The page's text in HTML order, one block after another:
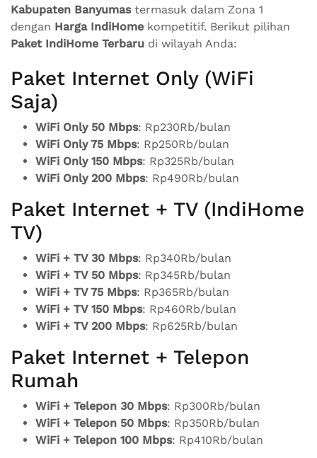
Kabupaten Banyumastermasuk dalam Zona 1
dengan Harga IndiHome kompetitif. Berikut pilihan
Paket IndiHome Terbaru di wilayah Anda:
Paket Internet Only (WiFi
Saja)
WiFi Only 50 Mbps: Rp230Rb/bulan
WiFi Only 75 Mbps: Rp250Rb/bulan
WiFi Only 150 Mbps: Rp325Rb/bulan
WiFi Only 200 Mbps: Rp490Rb/bulan
Paket Internet + TV (IndiHome
TV)
WiFi + TV 30 Mbps: Rp340Rb/bulan
WiFi + TV 50 Mbps: Rp345Rb/bulan
WiFi + TV 75 Mbps: Rp365Rb/bulan
WiFi + TV 150 Mbps: Rp460Rb/bulan
WiFi + TV 200 Mbps: Rp625Rb/bulan
Paket Internet + Telepon
Rumah
WiFi + Telepon 30 Mbps: Rp300Rb/bulan
WiFi + Telepon 50 Mbps: Rp350Rb/bulan
WiFi + Telepon 100 Mbps: Rp410Rb/bulan